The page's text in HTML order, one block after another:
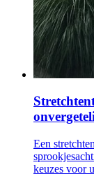
Een
keuzes voor